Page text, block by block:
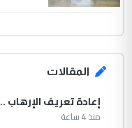
المقالات
إعادة تعريف الإرهاب ..
منذ 4 ساعة